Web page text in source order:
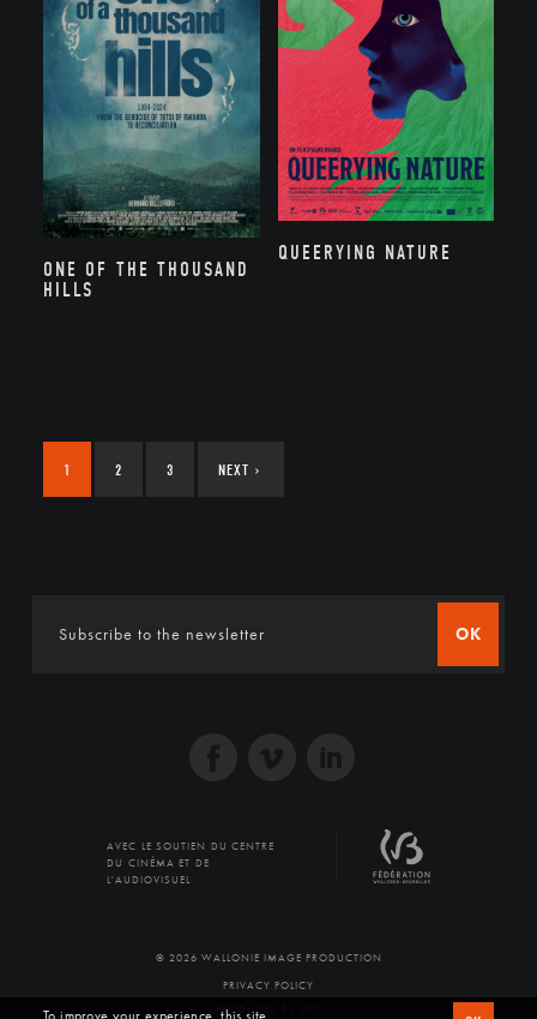
ONE OF THE THOUSAND
HILLS
QUEERYING NATURE
1 2 3 NEXT ›
OK
AVEC LE SOUTIEN DU CENTRE
DU CINÉMA ET DE
L'AUDIOVISUEL
© 2026 WALLONIE IMAGE PRODUCTION
PRIVACY POLICY
PRODUCED BY SFD
To improve your experience, this site